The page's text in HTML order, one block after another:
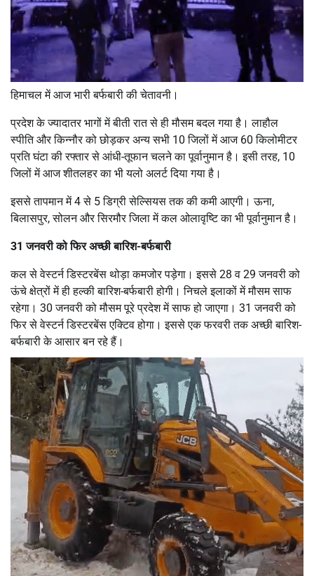
हिमाचल में आज भारी बर्फबारी की चेतावनी।
प्रदेश के ज्यादातर भागों में बीती रात से ही मौसम बदल गया है। लाहौल
स्पीति और किन्नौर को छोड़कर अन्य सभी 10 जिलों में आज 60 किलोमीटर
प्रति घंटा की रफ्तार से आंधी-तूफान चलने का पूर्वानुमान है। इसी तरह, 10
जिलों में आज शीतलहर का भी यलो अलर्ट दिया गया है।
इससे तापमान में 4 से 5 डिग्री सेल्सियस तक की कमी आएगी। ऊना,
बिलासपुर, सोलन और सिरमौर जिला में कल ओलावृष्टि का भी पूर्वानुमान है।
31 जनवरी को फिर अच्छी बारिश-बर्फबारी
कल से वेस्टर्न डिस्टरबेंस थोड़ा कमजोर पड़ेगा। इससे 28 व 29 जनवरी को
ऊंचे क्षेत्रों में ही हल्की बारिश-बर्फबारी होगी। निचले इलाकों में मौसम साफ
रहेगा। 30 जनवरी को मौसम पूरे प्रदेश में साफ हो जाएगा। 31 जनवरी को
फिर से वेस्टर्न डिस्टरबेंस एक्टिव होगा। इससे एक फरवरी तक अच्छी बारिश-
बर्फबारी के आसार बन रहे हैं।